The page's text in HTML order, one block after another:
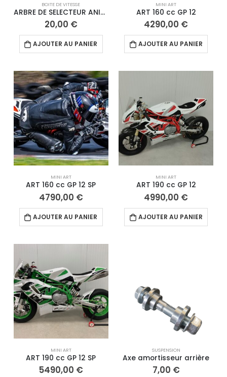
BOITE DE VITESSE
ARBRE DE SELECTEUR ANIMA BOITE 5
20,00 €
AJOUTER AU PANIER
MINI ART
ART 160 cc GP 12
4290,00 €
AJOUTER AU PANIER
MINI ART
ART 160 cc GP 12 SP
4790,00 €
AJOUTER AU PANIER
MINI ART
ART 190 cc GP 12
4990,00 €
AJOUTER AU PANIER
MINI ART
ART 190 cc GP 12 SP
5490,00 €
SUSPENSION
Axe amortisseur arrière
7,00 €